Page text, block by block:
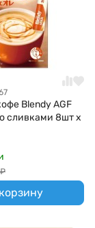
Blendy AGF
сливками 8шт х
₽